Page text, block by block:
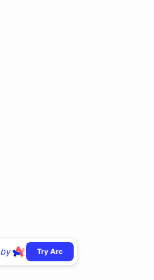
by Try Arc